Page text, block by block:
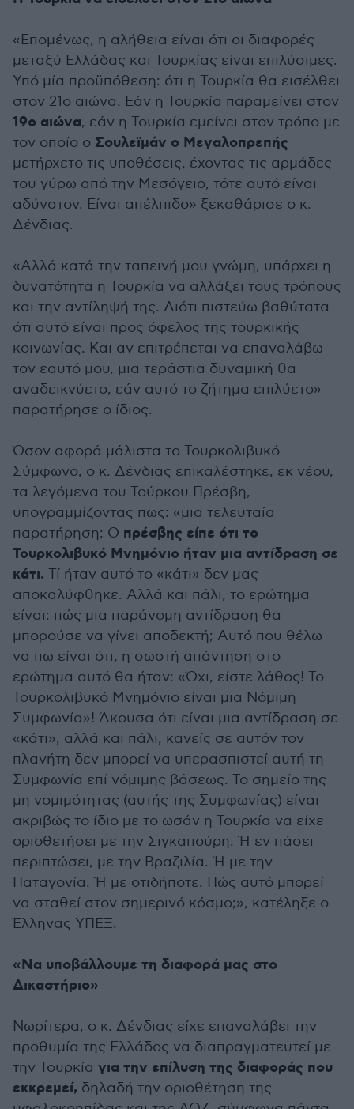
«Επομένως, η αλήθεια είναι ότι οι διαφορές
μεταξύ Ελλάδας και Τουρκίας είναι επιλύσιμες.
Υπό μία προϋπόθεση: ότι η Τουρκία θα εισέλθει
στον 21ο αιώνα. Εάν η Τουρκία παραμείνει στον
19ο αιώνα, εάν η Τουρκία εμείνει στον τρόπο με
τον οποίο ο Σουλεϊμάν ο Μεγαλοπρεπής
μετήρχετο τις υποθέσεις, έχοντας τις αρμάδες
του γύρω από την Μεσόγειο, τότε αυτό είναι
αδύνατον. Είναι απέλπιδο» ξεκαθάρισε ο κ.
Δένδιας.
«Αλλά κατά την ταπεινή μου γνώμη, υπάρχει η
δυνατότητα η Τουρκία να αλλάξει τους τρόπους
και την αντίληψή της. Διότι πιστεύω βαθύτατα
ότι αυτό είναι προς όφελος της τουρκικής
κοινωνίας. Και αν επιτρέπεται να επαναλάβω
τον εαυτό μου, μια τεράστια δυναμική θα
αναδεικνύετο, εάν αυτό το ζήτημα επιλύετο»
παρατήρησε ο ίδιος.
Όσον αφορά μάλιστα το Τουρκολιβυκό
Σύμφωνο, ο κ. Δένδιας επικαλέστηκε, εκ νέου,
τα λεγόμενα του Τούρκου Πρέσβη,
υπογραμμίζοντας πως: «μια τελευταία
παρατήρηση: Ο πρέσβης είπε ότι το
Τουρκολιβυκό Μνημόνιο ήταν μια αντίδραση σε
κάτι. Τί ήταν αυτό το «κάτι» δεν μας
αποκαλύφθηκε. Αλλά και πάλι, το ερώτημα
είναι: πώς μια παράνομη αντίδραση θα
μπορούσε να γίνει αποδεκτή; Αυτό που θέλω
να πω είναι ότι, η σωστή απάντηση στο
ερώτημα αυτό θα ήταν: «Όχι, είστε λάθος! Το
Τουρκολιβυκό Μνημόνιο είναι μια Νόμιμη
Συμφωνία»! Άκουσα ότι είναι μια αντίδραση σε
«κάτι», αλλά και πάλι, κανείς σε αυτόν τον
πλανήτη δεν μπορεί να υπερασπιστεί αυτή τη
Συμφωνία επί νόμιμης βάσεως. Το σημείο της
μη νομιμότητας (αυτής της Συμφωνίας) είναι
ακριβώς το ίδιο με το ωσάν η Τουρκία να είχε
οριοθετήσει με την Σιγκαπούρη. Ή εν πάσει
περιπτώσει, με την Βραζιλία. Ή με την
Παταγονία. Ή με οτιδήποτε. Πώς αυτό μπορεί
να σταθεί στον σημερινό κόσμο;», κατέληξε ο
Έλληνας ΥΠΕΞ.
«Να υποβάλλουμε τη διαφορά μας στο
Δικαστήριο»
Νωρίτερα, ο κ. Δένδιας είχε επαναλάβει την
προθυμία της Ελλάδος να διαπραγματευτεί με
την Τουρκία για την επίλυση της διαφοράς που
εκκρεμεί, δηλαδή την οριοθέτηση της